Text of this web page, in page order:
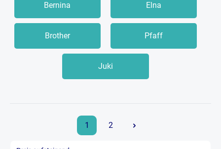
Bernina Elna
Brother Pfaff
Juki
1 2